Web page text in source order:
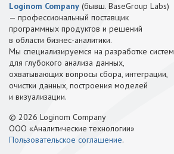
Loginom Company (бывш. BaseGroup Labs)
— профессиональный поставщик
программных продуктов и решений
в области бизнес-аналитики.
Мы специализируемся на разработке систем
для глубокого анализа данных,
охватывающих вопросы сбора, интеграции,
очистки данных, построения моделей
и визуализации.
© 2026 Loginom Company
ООО «Аналитические технологии»
Пользовательское соглашение.